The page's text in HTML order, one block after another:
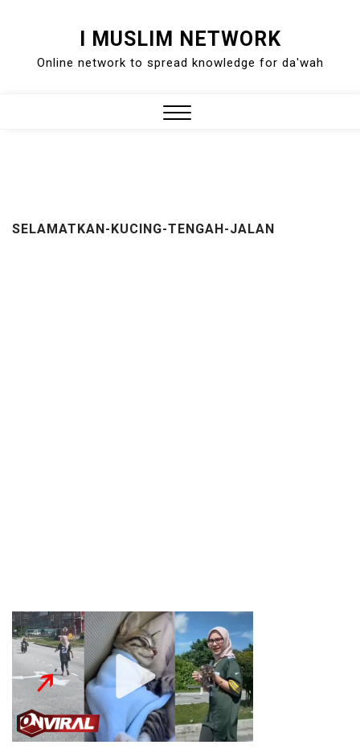
content
I MUSLIM NETWORK
Online network to spread knowledge for da'wah
SELAMATKAN-KUCING-TENGAH-JALAN